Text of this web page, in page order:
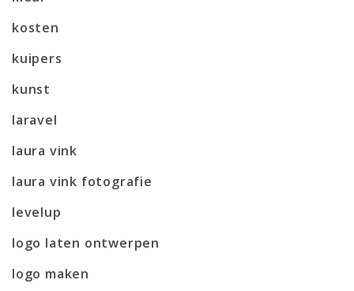
kosten
kuipers
kunst
laravel
laura vink
laura vink fotografie
levelup
logo laten ontwerpen
logo maken